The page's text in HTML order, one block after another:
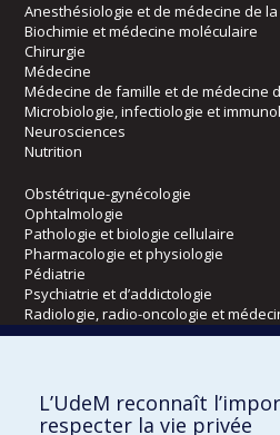
Anesthésiologie et de médecine de
Biochimie et médecine moléculaire
Chirurgie
Médecine
Médecine de famille et de médecine
Microbiologie, infectiologie et
Neurosciences
Nutrition
Obstétrique-gynécologie
Ophtalmologie
Pathologie et biologie cellulaire
Pharmacologie et physiologie
Pédiatrie
Psychiatrie et d’addictologie
Radiologie, radio-oncologie et
Kinésiologie et des sciences de
L’UdeM reconnaît
respecter la vie privée